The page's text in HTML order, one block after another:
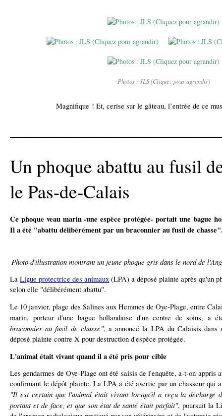
Photos : JLS (Cliquez pour agrandir)
Magnifique ! Et, cerise sur le gâteau, l’entrée de ce
Un phoque abattu au fusil
le Pas-de-Calais
Ce phoque veau marin -une espèce protégée- portait une bague
Il a été "abattu délibérément par un braconnier au fusil de
Photo d'illustration montrant un jeune phoque gris dans le nord de
La Ligue protectrice des animaux (LPA) a déposé plainte après qu'un
selon elle "délibérément abattu".
Le 10 janvier, plage des Salines aux Hemmes de Oye-Plage, entre
marin, porteur d'une bague hollandaise d'un centre de soins, a
braconnier au fusil de chasse", a annoncé la LPA du Calaisis dans
déposé plainte contre X pour destruction d'espèce protégée.
L'animal était vivant quand il a été pris pour cible
Les gendarmes de Oye-Plage ont été saisis de l'enquête, a-t-on appris
confirmant le dépôt plainte. La LPA a été avertie par un chasseur qui
"Il est certain que l'animal était vivant lorsqu'il a reçu la décharge
portant et de face, et que son état de santé était parfait", poursuit la